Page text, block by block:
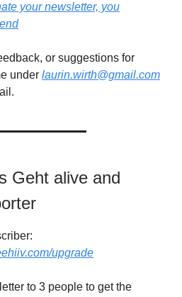
your newsletter, you
or suggestions for
under laurin.wirth@gmail.com
Geht alive and
upgrade
to 3 people to get the